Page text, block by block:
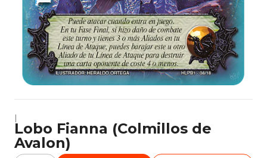
|
Lobo Fianna (Colmillos de
Avalon)